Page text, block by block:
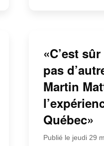
«C’est
pas
Martin
Québec»
Publié le jeudi 29